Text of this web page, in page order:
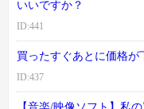
いいですか？
ID:441
買ったすぐあとに価格が
ID:437